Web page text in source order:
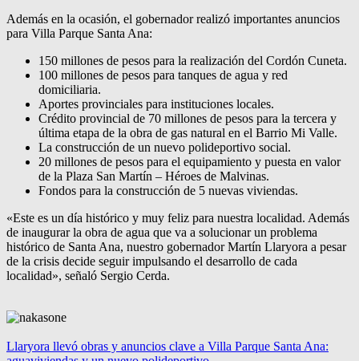
Además en la ocasión, el gobernador realizó importantes anuncios
para Villa Parque Santa Ana:
150 millones de pesos para la realización del Cordón Cuneta.
100 millones de pesos para tanques de agua y red
domiciliaria.
Aportes provinciales para instituciones locales.
Crédito provincial de 70 millones de pesos para la tercera y
última etapa de la obra de gas natural en el Barrio Mi Valle.
La construcción de un nuevo polideportivo social.
20 millones de pesos para el equipamiento y puesta en valor
de la Plaza San Martín – Héroes de Malvinas.
Fondos para la construcción de 5 nuevas viviendas.
«Este es un día histórico y muy feliz para nuestra localidad. Además
de inaugurar la obra de agua que va a solucionar un problema
histórico de Santa Ana, nuestro gobernador Martín Llaryora a pesar
de la crisis decide seguir impulsando el desarrollo de cada
localidad», señaló Sergio Cerda.
Llaryora llevó obras y anuncios clave a Villa Parque Santa Ana: